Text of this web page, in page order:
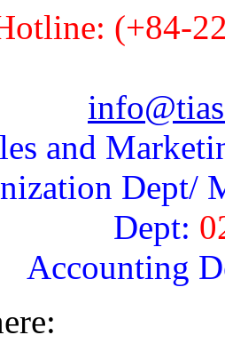
(+84-
and
Dept/
Dept:
Accounting